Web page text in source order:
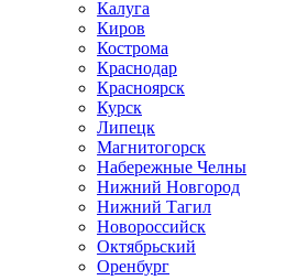
Калуга
Киров
Кострома
Краснодар
Красноярск
Курск
Липецк
Магнитогорск
Набережные Челны
Нижний Новгород
Нижний Тагил
Новороссийск
Октябрьский
Оренбург